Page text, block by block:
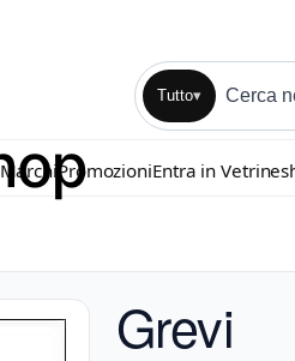
Tutto▾
Marchi PromozioniEntra in
Grevi